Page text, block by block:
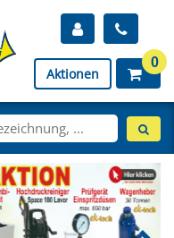
Aktionen
0